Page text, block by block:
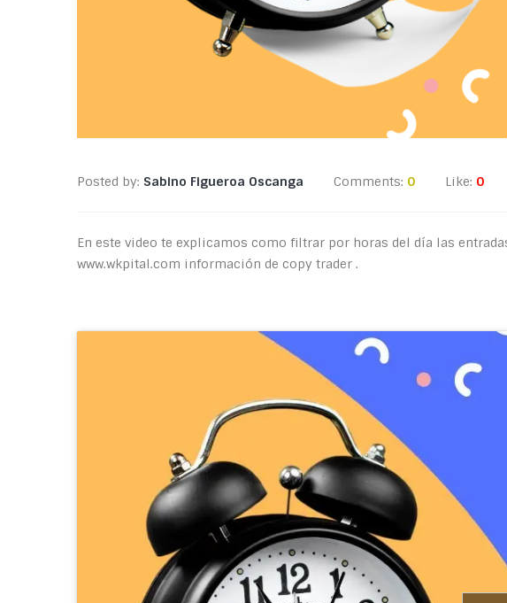
Posted by: Sabino Figueroa Oscanga Comments: 0 Like: 0
En este video te explicamos como filtrar por horas del día las
www.wkpital.com información de copy trader .